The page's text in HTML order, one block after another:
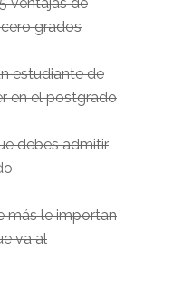
grados
estudiante de
en el postgrado
debes admitir
más le importan
va al